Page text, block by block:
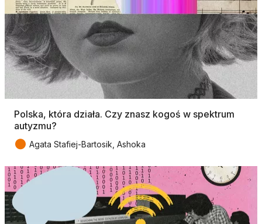
Polska, która działa. Czy znasz kogoś w spektrum
autyzmu?
● Agata Stafiej-Bartosik, Ashoka